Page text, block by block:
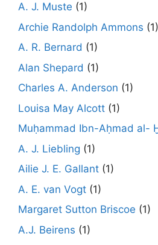
A. J. Muste (1)
Archie Randolph Ammons (1)
A. R. Bernard (1)
Alan Shepard (1)
Charles A. Anderson (1)
Louisa May Alcott (1)
Muḥammad Ibn-Aḥmad al-
A. J. Liebling (1)
Ailie J. E. Gallant (1)
A. E. van Vogt (1)
Margaret Sutton Briscoe (1)
A.J. Beirens (1)